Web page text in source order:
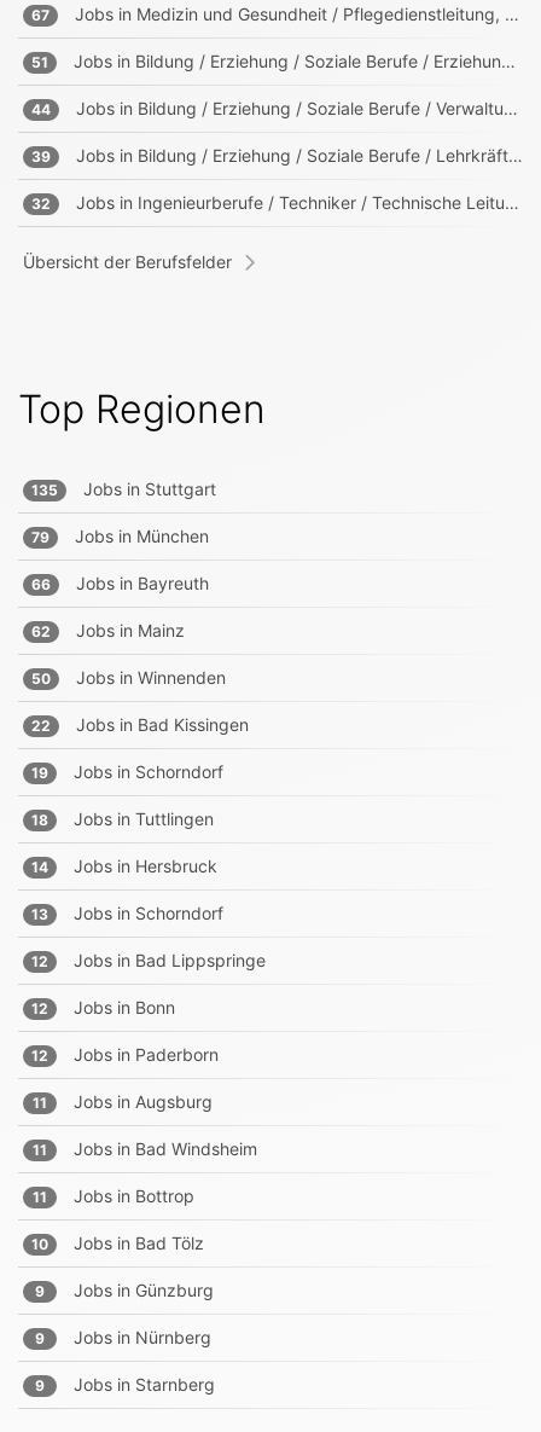
67 Jobs in Medizin und Gesundheit / Pflegedienstleitung, Heimleitung
51 Jobs in Bildung / Erziehung / Soziale Berufe / Erziehung, Sozialpädagogik
44 Jobs in Bildung / Erziehung / Soziale Berufe / Verwaltung in Bildungs- und sozialen Einrichtungen
39 Jobs in Bildung / Erziehung / Soziale Berufe / Lehrkräfte, Trainer, Ausbilder
32 Jobs in Ingenieurberufe / Techniker / Technische Leitung, Projektleitung
Übersicht der Berufsfelder
Top Regionen
135 Jobs in Stuttgart
79 Jobs in München
66 Jobs in Bayreuth
62 Jobs in Mainz
50 Jobs in Winnenden
22 Jobs in Bad Kissingen
19 Jobs in Schorndorf
18 Jobs in Tuttlingen
14 Jobs in Hersbruck
13 Jobs in Schorndorf
12 Jobs in Bad Lippspringe
12 Jobs in Bonn
12 Jobs in Paderborn
11 Jobs in Augsburg
11 Jobs in Bad Windsheim
11 Jobs in Bottrop
10 Jobs in Bad Tölz
9 Jobs in Günzburg
9 Jobs in Nürnberg
9 Jobs in Starnberg